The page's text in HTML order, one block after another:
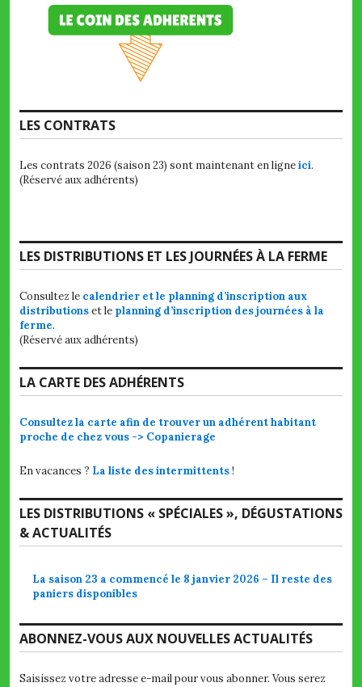
LES CONTRATS
Les contrats 2026 (saison 23) sont maintenant en ligneici.
(Réservé aux adhérents)
LES DISTRIBUTIONS ET LES JOURNÉES À LA FERME
Consultez le calendrier et le planning d’inscription aux
distributionset le planning d’inscription des journées à la
ferme.
(Réservé aux adhérents)
LA CARTE DES ADHÉRENTS
Consultez la carte afin de trouver un adhérent habitant
proche de chez vous -> Copanierage
En vacances ? La liste des intermittents!
LES DISTRIBUTIONS « SPÉCIALES », DÉGUSTATIONS
& ACTUALITÉS
La saison 23 a commencé le 8 janvier 2026 – Il reste des
paniers disponibles
ABONNEZ-VOUS AUX NOUVELLES ACTUALITÉS
Saisissez votre adresse e-mail pour vous abonner. Vous serez